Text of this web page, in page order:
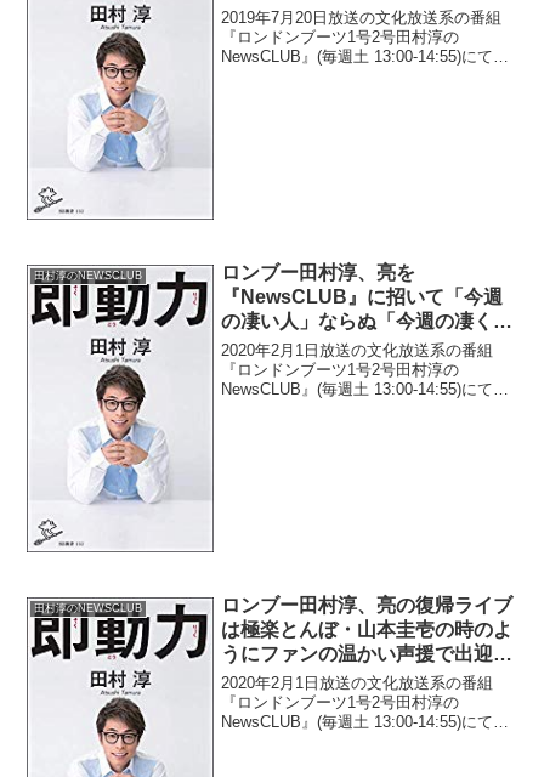
配
2019年7月20日放送の文化放送系の番組
『ロンドンブーツ1号2号田村淳の
NewsCLUB』(毎週土 13:00-14:55)にて、
田村淳のNEWSCLUB
ロンブー田村淳、亮を
『NewsCLUB』に招いて「今週
の凄い人」ならぬ「今週の凄く嘘
をついた人」のコーナーに出演し
てもらいたいと発言
2020年2月1日放送の文化放送系の番組
『ロンドンブーツ1号2号田村淳の
NewsCLUB』(毎週土 13:00-14:55)にて、
田村淳のNEWSCLUB
ロンブー田村淳、亮の復帰ライブ
は極楽とんぼ・山本圭壱の時のよ
うにファンの温かい声援で出迎え
てあげたかったと告白「亮はすぐ
泣いたから(笑)」
2020年2月1日放送の文化放送系の番組
『ロンドンブーツ1号2号田村淳の
NewsCLUB』(毎週土 13:00-14:55)にて、